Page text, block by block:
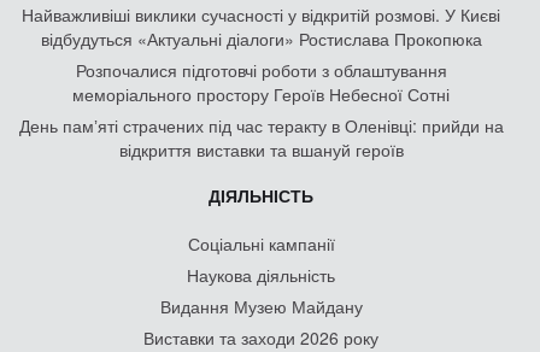
Найважливіші виклики сучасності у відкритій розмові. У Києві
відбудуться «Актуальні діалоги» Ростислава Прокопюка
Розпочалися підготовчі роботи з облаштування
меморіального простору Героїв Небесної Сотні
День памʼяті страчених під час теракту в Оленівці: прийди на
відкриття виставки та вшануй героїв
ДІЯЛЬНІСТЬ
Соціальні кампанії
Наукова діяльність
Видання Музею Майдану
Виставки та заходи 2026 року